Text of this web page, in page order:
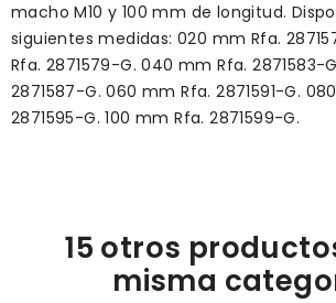
macho M10 y 100 mm de longitud.
siguientes medidas: 020 mm Rfa.
Rfa. 2871579-G. 040 mm Rfa. 2871583-
2871587-G. 060 mm Rfa. 2871591-G.
2871595-G. 100 mm Rfa. 2871599-G.
15 otros
misma